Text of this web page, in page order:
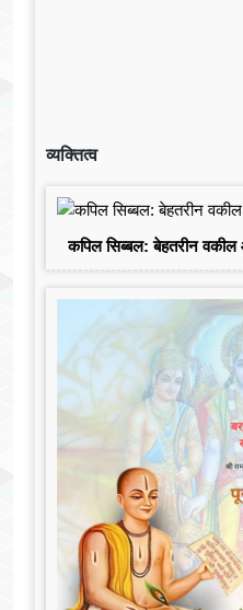
व्यक्तित्व
कपिल सिब्बल: बेहतरीन वकील